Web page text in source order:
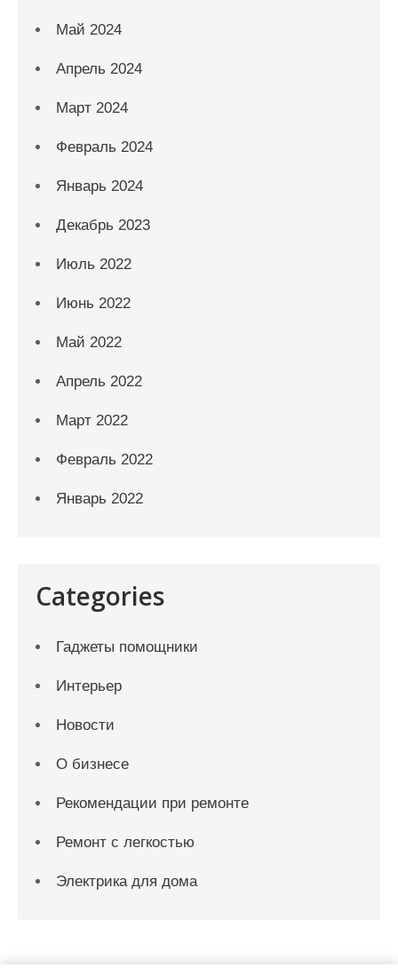
Май 2024
Апрель 2024
Март 2024
Февраль 2024
Январь 2024
Декабрь 2023
Июль 2022
Июнь 2022
Май 2022
Апрель 2022
Март 2022
Февраль 2022
Январь 2022
Categories
Гаджеты помощники
Интерьер
Новости
О бизнесе
Рекомендации при ремонте
Ремонт с легкостью
Электрика для дома